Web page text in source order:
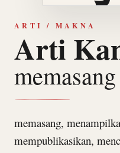
ARTI / MAKNA
Arti
memasang
memasang,
mempublikasikan,